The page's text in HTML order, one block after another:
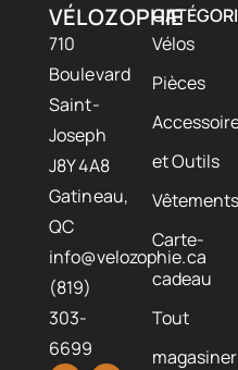
VÉLOZOPHIE
710
Boulevard
Saint-
Joseph
J8Y 4A8
Gatineau,
QC
info@velozophie.ca
(819)
303-
6699
Vélos
Pièces
et Outils
Vêtements
Carte-
cadeau
Tout
magasiner